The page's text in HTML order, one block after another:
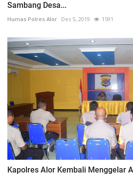
Sambang Desa...
Humas Polres Alor Des 5, 2019 1591
Kapolres Alor Kembali Menggelar